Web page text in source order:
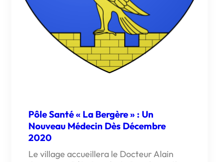
Pôle Santé « La Bergère » : Un
Nouveau Médecin Dès Décembre
2020
Le village accueillera le Docteur Alain